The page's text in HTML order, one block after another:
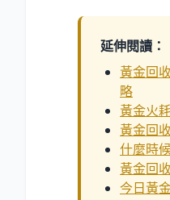
延伸閱讀：
黃金回
略
黃金火
黃金回
什麼時
黃金回
今日黃